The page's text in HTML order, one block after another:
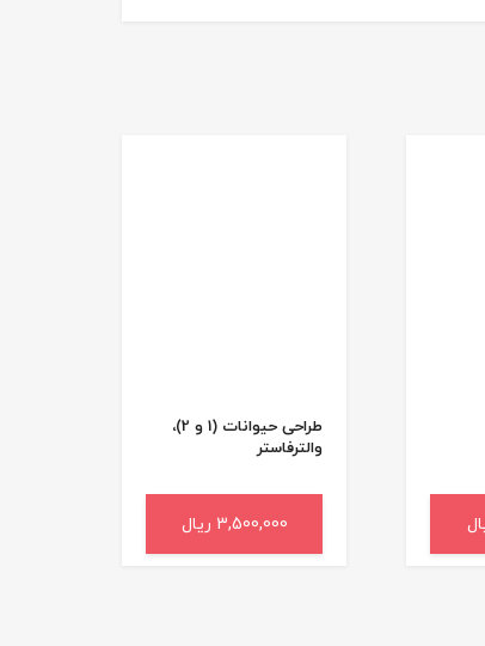
طراحی حیوانات (1 و 2)،
والترفاستر
3,500,000 ریال
افزودن به سبد خرید